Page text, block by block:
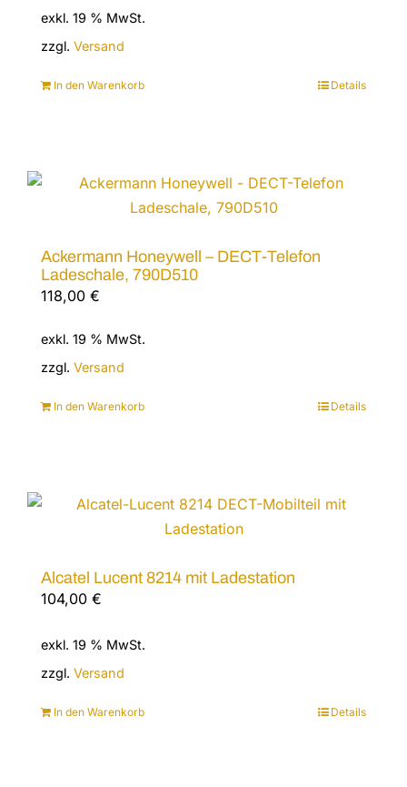
exkl. 19 % MwSt.
zzgl. Versand
In den Warenkorb Details
Ackermann Honeywell – DECT-Telefon
Ladeschale, 790D510
118,00 €
exkl. 19 % MwSt.
zzgl. Versand
In den Warenkorb Details
Alcatel Lucent 8214 mit Ladestation
104,00 €
exkl. 19 % MwSt.
zzgl. Versand
In den Warenkorb Details